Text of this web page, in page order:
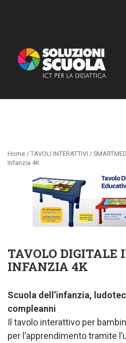
Home / TAVOLI INTERATTIVI /
Infanzia 4K
TAVOLO DIGITALE
INFANZIA 4K
Scuola dell’infanzia,
compleanni
Il tavolo interattivo per
per l’apprendimento tramite